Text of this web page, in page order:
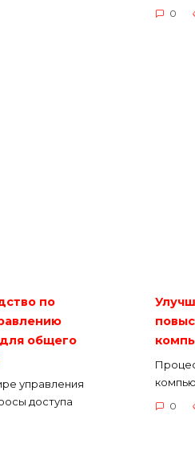
0
по
общего
управления
доступа
0